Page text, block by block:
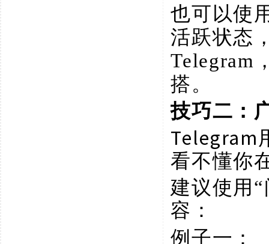
也可以使
活跃状态
Telegram
搭。
技巧二：
Telegram
看不懂你
建议使用
容：
例子一：